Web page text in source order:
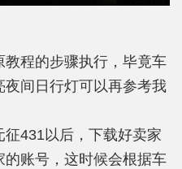
程的步骤执行，毕竟车
间日行灯可以再参考我
431以后，下载好卖家
账号，这时候会根据车